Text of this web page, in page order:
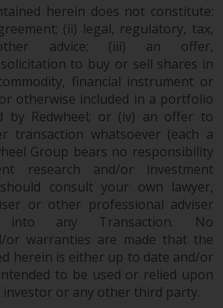
Genauigkeit
dieser
und übernehmen
die sich aus dem
auf Ungenauigkeiten,
in, oder Verwendung
auf die
auf dieser Website
und Privatsphäre
die Sie
oder die wir von
herein does not constitute:
(ii) legal, regulatory, tax,
advice; (iii) an offer,
to buy or sell shares in
financial instrument or
otherwise included in a portfolio
by Redwheel; or (iv) an offer to
transaction whatsoever (each a
Group bears no responsibility
research and/or investment
consult your own lawyer,
or other professional adviser
into any Transaction. No
or warranties are made that the
herein is either up to date and/or
to be used or relied upon
or any other third party.